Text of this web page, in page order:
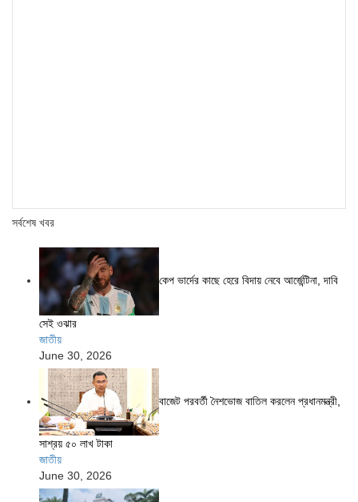
সর্বশেষ খবর
কেপ ভার্দের কাছে হেরে বিদায় নেবে আর্জেন্টিনা, দাবি
সেই ওঝার
জাতীয়
June 30, 2026
বাজেট পরবর্তী নৈশভোজ বাতিল করলেন প্রধানমন্ত্রী,
সাশ্রয় ৫০ লাখ টাকা
জাতীয়
June 30, 2026